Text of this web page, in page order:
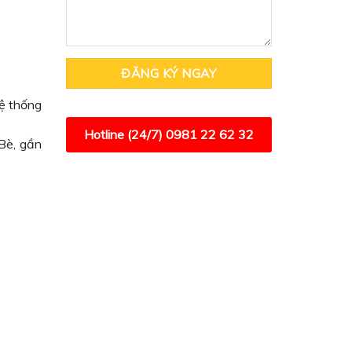
thống
gần
Hotline (24/7) 0981 22 62 32